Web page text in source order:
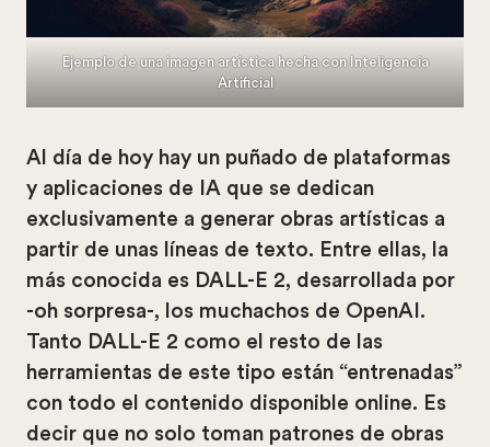
Ejemplo de una imagen artística hecha con Inteligencia
Artificial
Al día de hoy hay un puñado de plataformas
y aplicaciones de IA que se dedican
exclusivamente a generar obras artísticas a
partir de unas líneas de texto. Entre ellas, la
más conocida es DALL-E 2, desarrollada por
-oh sorpresa-, los muchachos de OpenAI.
Tanto DALL-E 2 como el resto de las
herramientas de este tipo están “entrenadas”
con todo el contenido disponible online. Es
decir que no solo toman patrones de obras